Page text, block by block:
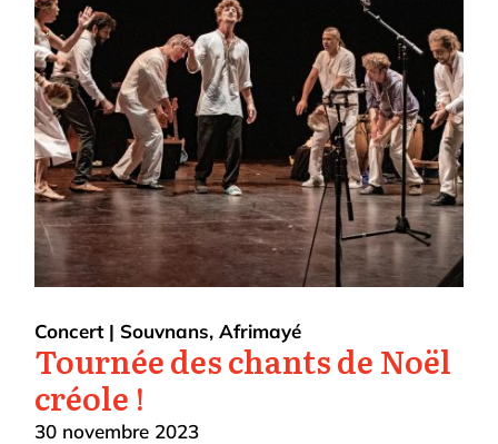
Concert| Souvnans,Afrimayé
Tournée des chants de Noël
créole !
30 novembre 2023